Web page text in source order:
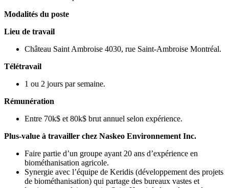
Modalités du poste
Lieu de travail
Château Saint Ambroise 4030, rue Saint-Ambroise Montréal.
Télétravail
1 ou 2 jours par semaine.
Rémunération
Entre 70k$ et 80k$ brut annuel selon expérience.
Plus-value à travailler chez Naskeo Environnement Inc.
Faire partie d’un groupe ayant 20 ans d’expérience en
biométhanisation agricole.
Synergie avec l’équipe de Keridis (développement des projets
de biométhanisation) qui partage des bureaux vastes et